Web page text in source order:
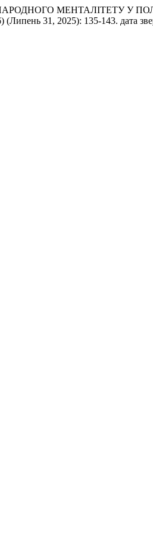
МЕНТАЛІТЕТУ У
(Липень 31, 2025): 135-143. дата